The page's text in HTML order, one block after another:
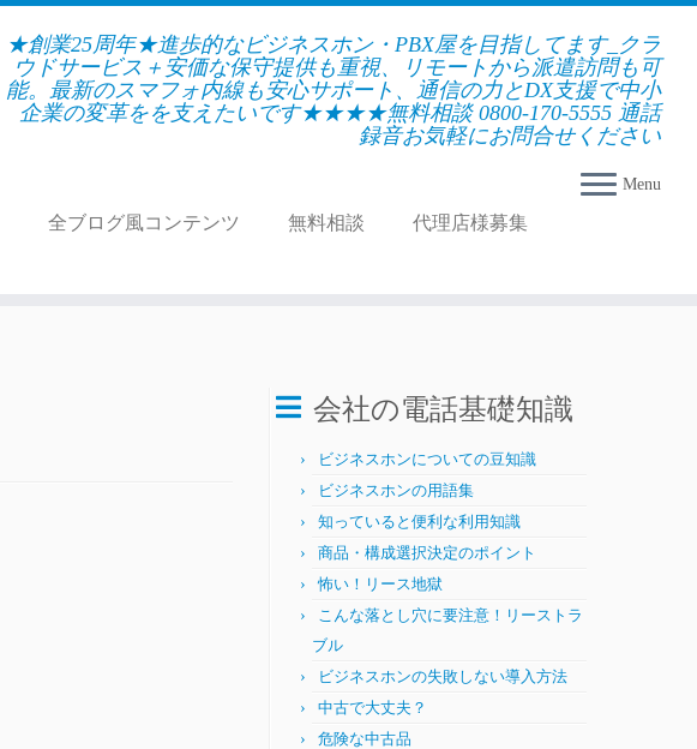
★創業25周年★進歩的なビジネスホン・PBX屋を目指してます_クラ
ウドサービス＋安価な保守提供も重視、リモートから派遣訪問も可
能。最新のスマフォ内線も安心サポート、通信の力とDX支援で中小
企業の変革をを支えたいです★★★★無料相談 0800-170-5555 通話
録音お気軽にお問合せください
Menu
全ブログ風コンテンツ 無料相談
代理店様募集
会社の電話基礎知識
ビジネスホンについての豆知識
ビジネスホンの用語集
知っていると便利な利用知識
商品・構成選択決定のポイント
怖い！リース地獄
こんな落とし穴に要注意！リーストラ
ブル
ビジネスホンの失敗しない導入方法
中古で大丈夫？
危険な中古品